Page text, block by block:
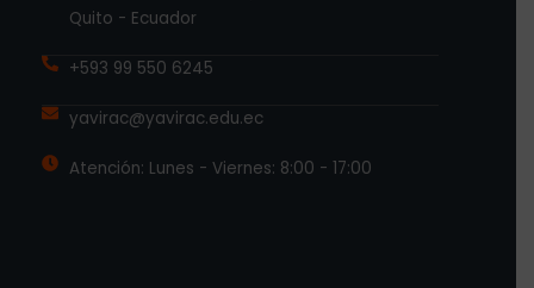
Quito - Ecuador
+593 99 550 6245
yavirac@yavirac.edu.ec
Atención: Lunes - Viernes: 8:00 - 17:00